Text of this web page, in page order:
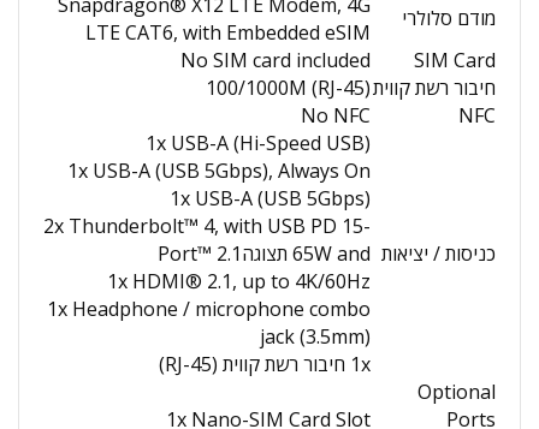
מודם סלולרי
LTE CAT6, with Embedded eSIM
SIM Card
No SIM card included
חיבור רשת קווית100/1000M (RJ-45)
NFC
No NFC
כניסות / יציאות
1x USB-A (Hi-Speed USB)
1x USB-A (USB 5Gbps), Always On
1x USB-A (USB 5Gbps)
2x Thunderbolt™ 4, with USB PD 15-
65W and תצוגהPort™ 2.1
1x HDMI® 2.1, up to 4K/60Hz
1x Headphone / microphone combo
jack (3.5mm)
1x חיבור רשת קווית (RJ-45)
Optional
Ports
1x Nano-SIM Card Slot